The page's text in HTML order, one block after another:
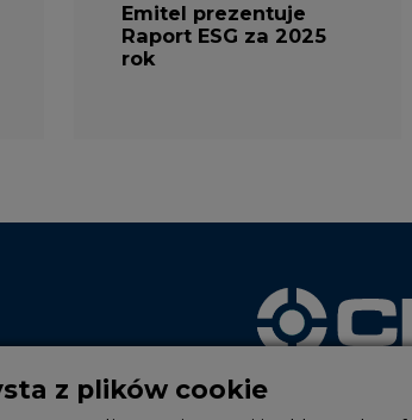
Emitel prezentuje
Raport ESG za 2025
rok
z plików cookie